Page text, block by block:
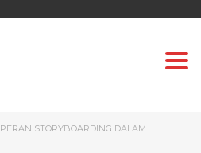
PERAN STORYBOARDING DALAM